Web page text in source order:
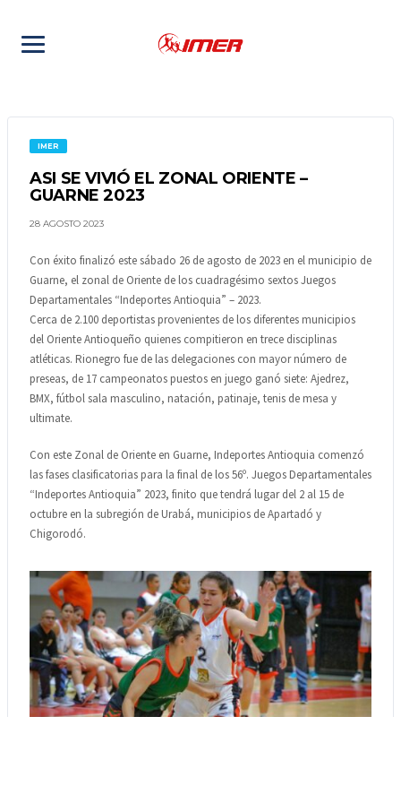
IMER
ASI SE VIVIÓ EL ZONAL ORIENTE –
GUARNE 2023
28 AGOSTO 2023
Con éxito finalizó este sábado 26 de agosto de 2023 en el municipio de
Guarne, el zonal de Oriente de los cuadragésimo sextos Juegos
Departamentales “Indeportes Antioquia” – 2023.
Cerca de 2.100 deportistas provenientes de los diferentes municipios
del Oriente Antioqueño quienes compitieron en trece disciplinas
atléticas. Rionegro fue de las delegaciones con mayor número de
preseas, de 17 campeonatos puestos en juego ganó siete: Ajedrez,
BMX, fútbol sala masculino, natación, patinaje, tenis de mesa y
ultimate.
Con este Zonal de Oriente en Guarne, Indeportes Antioquia comenzó
las fases clasificatorias para la final de los 56º. Juegos Departamentales
“Indeportes Antioquia” 2023, finito que tendrá lugar del 2 al 15 de
octubre en la subregión de Urabá, municipios de Apartadó y
Chigorodó.